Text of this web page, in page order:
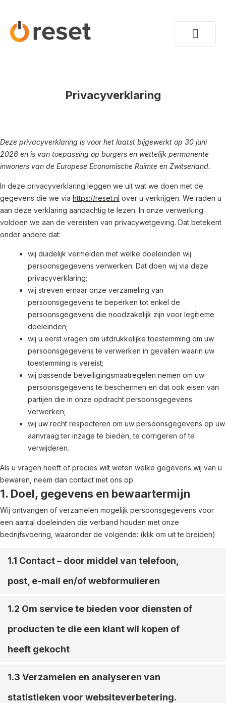
Privacyverklaring
Deze privacyverklaring is voor het laatst bijgewerkt op 30 juni
2026 en is van toepassing op burgers en wettelijk permanente
inwoners van de Europese Economische Ruimte en Zwitserland.
In deze privacyverklaring leggen we uit wat we doen met de
gegevens die we via https://reset.nl over u verkrijgen. We raden u
aan deze verklaring aandachtig te lezen. In onze verwerking
voldoen we aan de vereisten van privacywetgeving. Dat betekent
onder andere dat:
wij duidelijk vermelden met welke doeleinden wij
persoonsgegevens verwerken. Dat doen wij via deze
privacyverklaring;
wij streven ernaar onze verzameling van
persoonsgegevens te beperken tot enkel de
persoonsgegevens die noodzakelijk zijn voor legitieme
doeleinden;
wij u eerst vragen om uitdrukkelijke toestemming om uw
persoonsgegevens te verwerken in gevallen waarin uw
toestemming is vereist;
wij passende beveiligingsmaatregelen nemen om uw
persoonsgegevens te beschermen en dat ook eisen van
partijen die in onze opdracht persoonsgegevens
verwerken;
wij uw recht respecteren om uw persoonsgegevens op uw
aanvraag ter inzage te bieden, te corrigeren of te
verwijderen.
Als u vragen heeft of precies wilt weten welke gegevens wij van u
bewaren, neem dan contact met ons op.
1. Doel, gegevens en bewaartermijn
Wij ontvangen of verzamelen mogelijk persoonsgegevens voor
een aantal doeleinden die verband houden met onze
bedrijfsvoering, waaronder de volgende: (klik om uit te breiden)
1.1 Contact – door middel van telefoon,
post, e-mail en/of webformulieren
1.2 Om service te bieden voor diensten of
producten te die een klant wil kopen of
heeft gekocht
1.3 Verzamelen en analyseren van
statistieken voor websiteverbetering.